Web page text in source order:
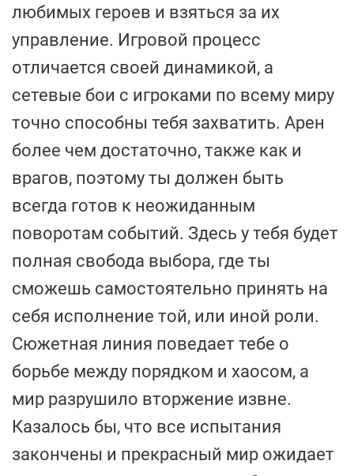
любимых героев и взяться за их
управление. Игровой процесс
отличается своей динамикой, а
сетевые бои с игроками по всему миру
точно способны тебя захватить. Арен
более чем достаточно, также как и
врагов, поэтому ты должен быть
всегда готов к неожиданным
поворотам событий. Здесь у тебя будет
полная свобода выбора, где ты
сможешь самостоятельно принять на
себя исполнение той, или иной роли.
Сюжетная линия поведает тебе о
борьбе между порядком и хаосом, а
мир разрушило вторжение извне.
Казалось бы, что все испытания
закончены и прекрасный мир ожидает